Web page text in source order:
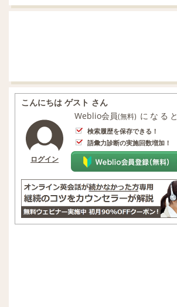
こんにちは ゲスト さん
ログイン
Weblio会員(無料) になると
検索履歴を保存できる！
語彙力診断の実施回数増加！